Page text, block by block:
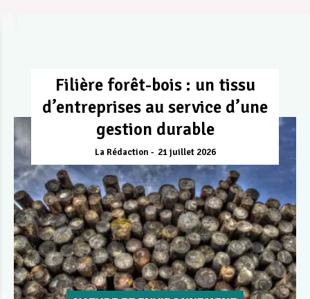
Filière forêt-bois : un tissu
d’entreprises au service d’une
gestion durable
La Rédaction 21 juillet 2026